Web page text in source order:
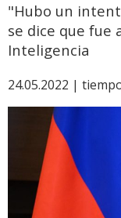
"Hubo un
se dice que fue
Inteligencia
24.05.2022 |